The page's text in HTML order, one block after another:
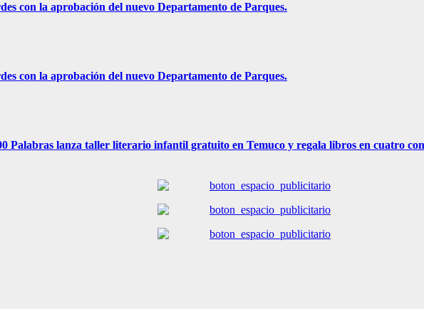
con la aprobación del nuevo Departamento de Parques.
con la aprobación del nuevo Departamento de Parques.
Palabras lanza taller literario infantil gratuito en Temuco y regala libros en cuatro